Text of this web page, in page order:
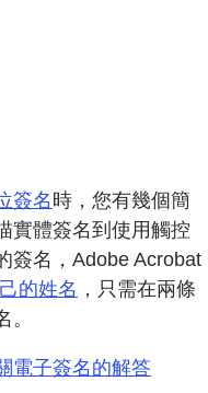
簽名 時，您有幾個簡
實體簽名到使用觸控
簽名，Adobe Acrobat
的姓名 ，只需在兩條
電子簽名的解答